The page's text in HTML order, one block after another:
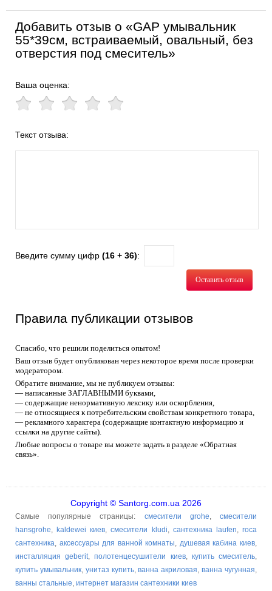
Добавить отзыв о «GAP умывальник
55*39см, встраиваемый, овальный, без
отверстия под смеситель»
Ваша оценка:
Текст отзыва:
Введите сумму цифр (16 + 36):
Оставить отзыв
Правила публикации отзывов
Спасибо, что решили поделиться опытом!
Ваш отзыв будет опубликован через некоторое время после проверки
модератором.
Обратите внимание, мы не публикуем отзывы:
— написанные ЗАГЛАВНЫМИ буквами,
— содержащие ненормативную лексику или оскорбления,
— не относящиеся к потребительским свойствам конкретного товара,
— рекламного характера (содержащие контактную информацию и
ссылки на другие сайты).
Любые вопросы о товаре вы можете задать в разделе «Обратная
связь».
Copyright © Santorg.com.ua 2026
Самые популярные страницы: смесители grohe,смесители
hansgrohe, kaldewei киев,смесители kludi, сантехника laufen,roca
сантехника, аксессуары для ванной комнаты, душевая кабина киев,
инсталляция geberit,полотенцесушители киев, купить смеситель,
купить умывальник, унитаз купить,ванна акриловая,ванна чугунная,
ванны стальные, интернет магазин сантехники киев